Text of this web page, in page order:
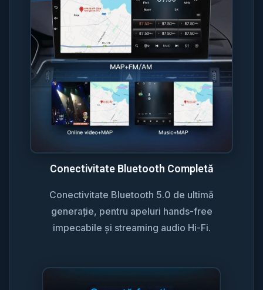
Conectivitate Bluetooth Completă
Conectivitate Bluetooth 5.0 de ultimă
generație, pentru apeluri hands-free
impecabile și streaming audio Hi-Fi.